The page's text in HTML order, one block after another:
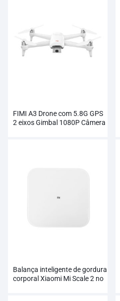
FIMI A3 Drone com 5.8G GPS
2 eixos Gimbal 1080P Câmera
Balança inteligente de gordura
corporal Xiaomi Mi Scale 2 no